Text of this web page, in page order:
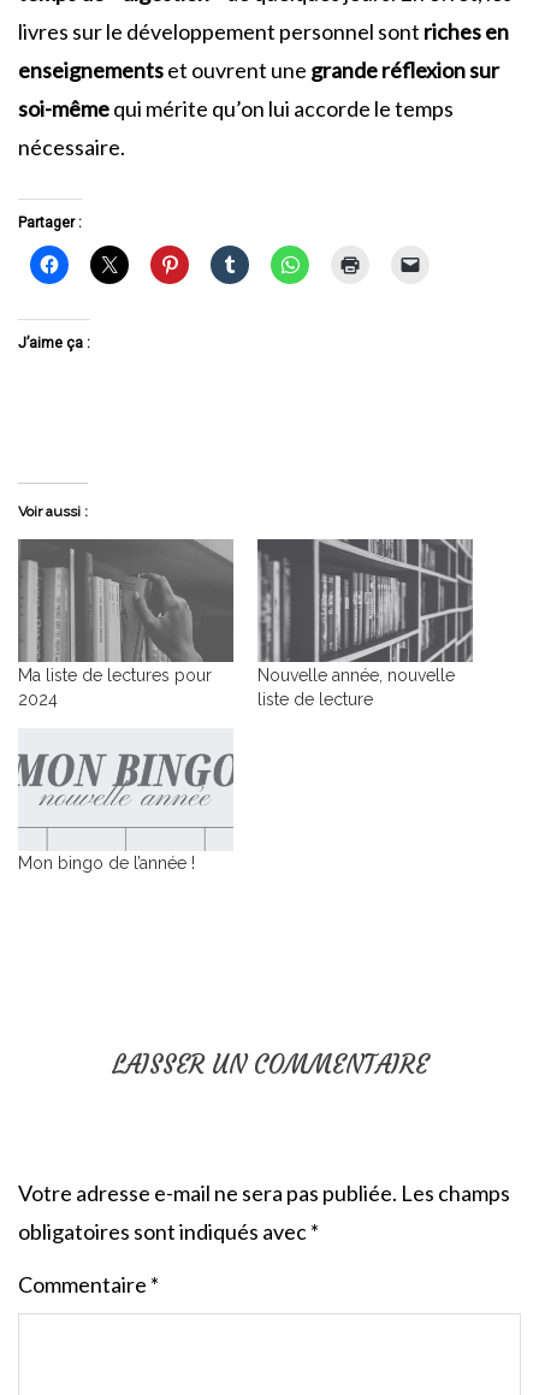
livres sur le développement personnel sont riches en
enseignementset ouvrent une grande réflexion sur
soi-mêmequi mérite qu’on lui accorde le temps
nécessaire.
Partager :
J’aime ça :
Voir aussi :
Ma liste de lectures pour
2024
Nouvelle année, nouvelle
liste de lecture
Mon bingo de l’année !
LAISSER UN COMMENTAIRE
Votre adresse e-mail ne sera pas publiée. Les champs
obligatoires sont indiqués avec*
Commentaire *